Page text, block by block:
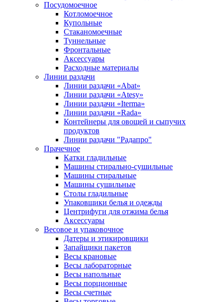
Посудомоечное
Котломоечное
Купольные
Стаканомоечные
Туннельные
Фронтальные
Аксессуары
Расходные материалы
Линии раздачи
Линии раздачи «Abat»
Линии раздачи «Atesy»
Линии раздачи «Iterma»
Линии раздачи «Rada»
Контейнеры для овощей и сыпучих
продуктов
Линии раздачи "Радапро"
Прачечное
Катки гладильные
Машины стирально-сушильные
Машины стиральные
Машины сушильные
Столы гладильные
Упаковщики белья и одежды
Центрифуги для отжима белья
Аксессуары
Весовое и упаковочное
Датеры и этикировщики
Запайщики пакетов
Весы крановые
Весы лабораторные
Весы напольные
Весы порционные
Весы счетные